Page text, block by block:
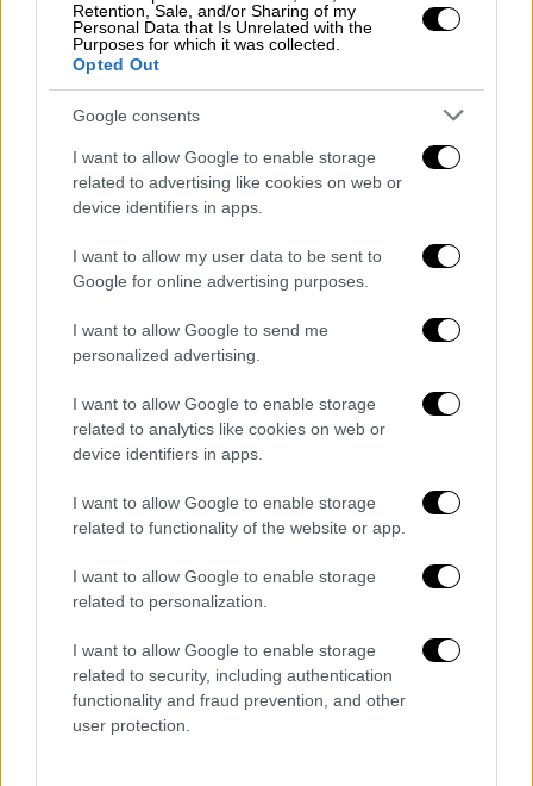
Retention, Sale, and/or Sharing of my
Personal Data that Is Unrelated with the
Purposes for which it was collected.
Opted Out
Google consents
I want to allow Google to enable storage
related to advertising like cookies on web or
device identifiers in apps.
I want to allow my user data to be sent to
Google for online advertising purposes.
I want to allow Google to send me
personalized advertising.
I want to allow Google to enable storage
related to analytics like cookies on web or
device identifiers in apps.
I want to allow Google to enable storage
related to functionality of the website or app.
I want to allow Google to enable storage
related to personalization.
I want to allow Google to enable storage
related to security, including authentication
functionality and fraud prevention, and other
user protection.
13.03.2026 08:31
Κίνηση στους δρόμους: Καθυστερήσεις
σε Κηφισό, Κηφισίας και Αττική Οδό -
Πού υπάρχουν προβλήματα
Kαταγράφονται αργές ταχύτητες στον
Κηφισό από τη Νέα Φιλαδέλφεια έως τα
ΚΤΕΛ και στα δύο ρεύματα κυκλοφορίας